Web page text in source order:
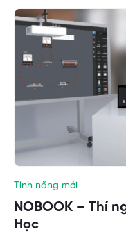
Tính năng mới
NOBOOK – Thí
Học